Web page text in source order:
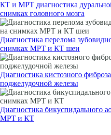
КТ и МРТ диагностика
снимках головного мозга
Диагностика перелома
снимках МРТ и КТ шеи
Диагностика кистозного
поджелудочной железы
Диагностика бикуспидального
МРТ и КТ